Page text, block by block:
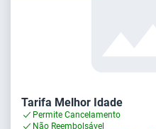
Tarifa Melhor Idade
Permite Cancelamento
Não Reembolsável